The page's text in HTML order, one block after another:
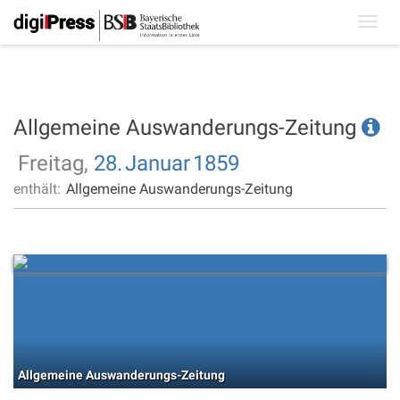
Allgemeine Auswanderungs-Zeitung
Freitag, 28.Januar1859
enthält: Allgemeine Auswanderungs-Zeitung
Allgemeine Auswanderungs-Zeitung